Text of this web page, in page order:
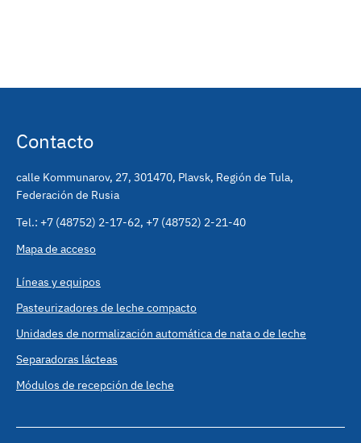
Contacto
calle Kommunarov, 27, 301470, Plavsk, Región de Tula,
Federación de Rusia
Tel.: +7 (48752) 2-17-62, +7 (48752) 2-21-40
Mapa de acceso
Líneas y equipos
Pasteurizadores de leche compacto
Unidades de normalización automática de nata o de leche
Separadoras lácteas
Módulos de recepción de leche